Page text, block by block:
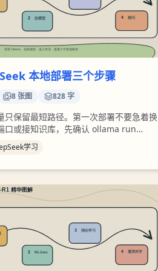
本地部署三个步骤
8 张图 828 字
只保留最短路径。第一次部署不要急着换
口或接知识库，先确认 ollama run
r1:1.5b 能正常回答。这个闭环跑通以后，
展才有比较基准。
学习